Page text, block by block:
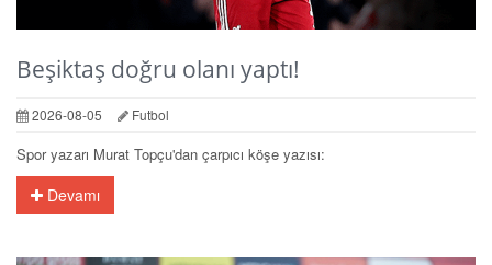
Beşiktaş doğru olanı yaptı!
2026-08-05 Futbol
Spor yazarı Murat Topçu'dan çarpıcı köşe yazısı:
Devamı